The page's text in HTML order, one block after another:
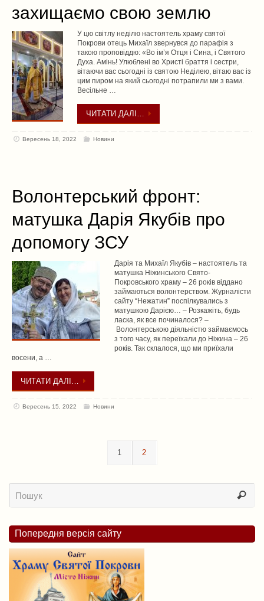
захищаємо свою землю
У цю світлу неділю настоятель храму святої
Покрови отець Михаїл звернувся до парафія з
такою проповіддю: «Во ім’я Отця і Сина, і Святого
Духа. Амінь! Улюблені во Христі браття і сестри,
вітаючи вас сьогодні із святою Неділею, вітаю вас із
цим пиром на який сьогодні потрапили ми з вами.
Весільне …
ЧИТАТИ ДАЛІ…
Вересень 18, 2022 Новини
Волонтерський фронт:
матушка Дарія Якубів про
допомогу ЗСУ
Дарія та Михаїл Якубів – настоятель та
матушка Ніжинського Свято-
Покровського храму – 26 років віддано
займаються волонтерством. Журналісти
сайту “Нежатин” поспілкувались з
матушкою Дарією… – Розкажіть, будь
ласка, як все починалося? –
Волонтерською діяльністю займаємось
з того часу, як переїхали до Ніжина – 26
років. Так склалося, що ми приїхали
восени, а …
ЧИТАТИ ДАЛІ…
Вересень 15, 2022 Новини
1 2
Попередня версія сайту